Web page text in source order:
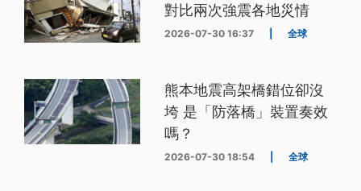
對比兩次強震各地災情
2026-07-30 16:37 全球
熊本地震高架橋錯位卻沒
垮 是「防落橋」裝置奏效
嗎？
2026-07-30 18:54 全球